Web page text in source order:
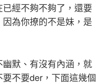
經不夠不夠了，還要
為你撩的不是妹，是
默、有沒有內涵，就
不要der，下面這幾個